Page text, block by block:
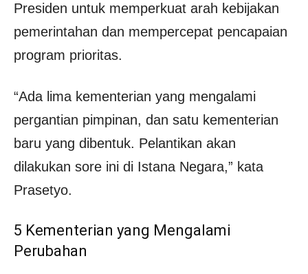
Presiden untuk memperkuat arah kebijakan
pemerintahan dan mempercepat pencapaian
program prioritas.
“Ada lima kementerian yang mengalami
pergantian pimpinan, dan satu kementerian
baru yang dibentuk. Pelantikan akan
dilakukan sore ini di Istana Negara,” kata
Prasetyo.
5 Kementerian yang Mengalami
Perubahan